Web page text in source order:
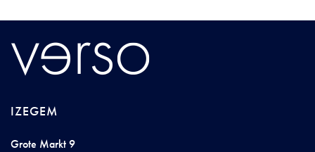
IZEGEM
Grote Markt 9